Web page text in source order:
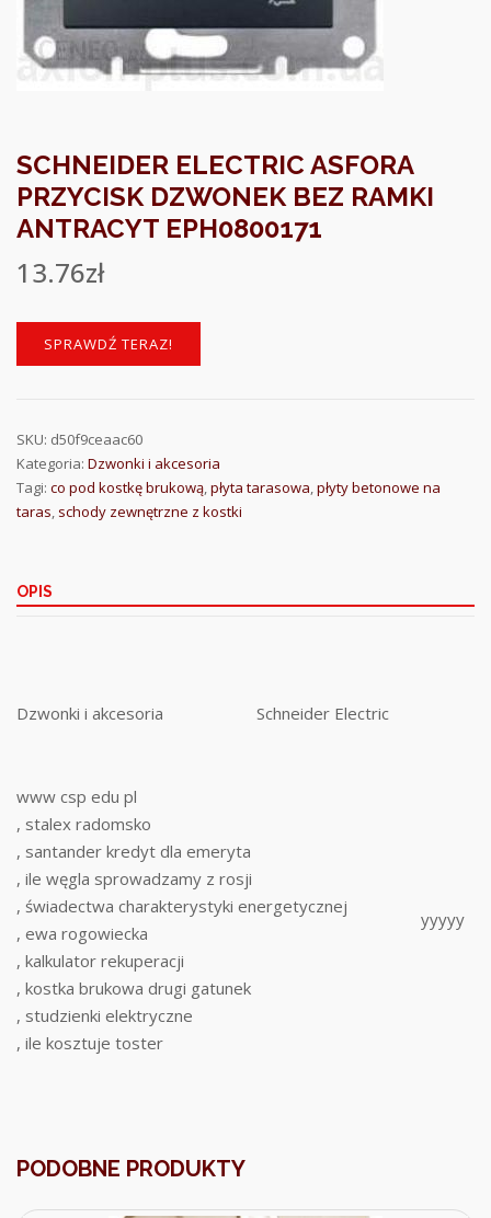
SCHNEIDER ELECTRIC ASFORA
PRZYCISK DZWONEK BEZ RAMKI
ANTRACYT EPH0800171
13.76zł
SPRAWDŹ TERAZ!
SKU: d50f9ceaac60
Kategoria: Dzwonki i akcesoria
Tagi: co pod kostkę brukową,płyta tarasowa,płyty betonowe na
taras, schody zewnętrzne z kostki
OPIS
Dzwonki i akcesoria Schneider Electric
www csp edu pl
, stalex radomsko
, santander kredyt dla emeryta
, ile węgla sprowadzamy z rosji
, świadectwa charakterystyki energetycznej
, ewa rogowiecka
, kalkulator rekuperacji
, kostka brukowa drugi gatunek
, studzienki elektryczne
, ile kosztuje toster
yyyyy
PODOBNE PRODUKTY